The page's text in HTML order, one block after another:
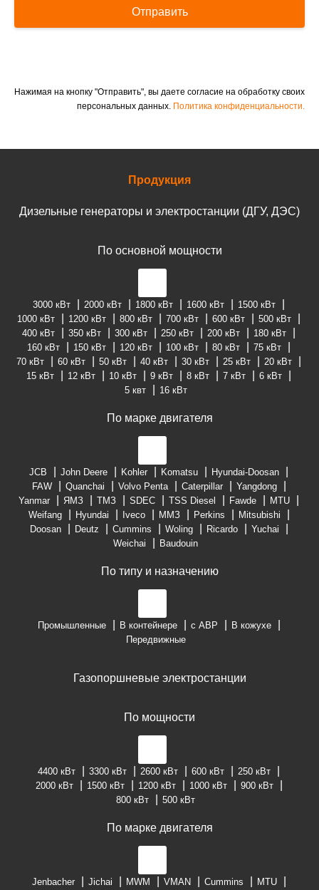
Отправить
Нажимая на кнопку "Отправить", вы даете согласие на обработку своих
персональных данных. Политика конфиденциальности.
Продукция
Дизельные генераторы и электростанции (ДГУ, ДЭС)
По основной мощности
3000 кВт 2000 кВт 1800 кВт 1600 кВт
1500 кВт
1000 кВт
1200 кВт 800 кВт 700 кВт 600 кВт
500 кВт
400 кВт
350 кВт 300 кВт 250 кВт 200 кВт
180 кВт
160 кВт
150 кВт 120 кВт 100 кВт 80 кВт
75 кВт
70 кВт
60 кВт 50 кВт 40 кВт 30 кВт 25 кВт
20 кВт
15 кВт
12 кВт 10 кВт 9 кВт 8 кВт 7 кВт
6 кВт
5 квт
16 кВт
По марке двигателя
JCB John Deere Kohler Komatsu
Hyundai-Doosan
FAW
Quanchai Volvo Penta Caterpillar
Yangdong
Yanmar
ЯМЗ ТМЗ SDEC TSS Diesel Fawde
MTU
Weifang
Hyundai Iveco ММЗ Perkins
Mitsubishi
Doosan
Deutz Cummins Woling Ricardo
Yuchai
Weichai
Baudouin
По типу и назначению
Промышленные В контейнере с АВР
В кожухе
Передвижные
Газопоршневые электростанции
По мощности
4400 кВт 3300 кВт 2600 кВт 600 кВт
250 кВт
2000 кВт
1500 кВт 1200 кВт 1000 кВт
900 кВт
800 кВт
500 кВт
По марке двигателя
Jenbacher Jichai MWM VMAN Cummins
MTU